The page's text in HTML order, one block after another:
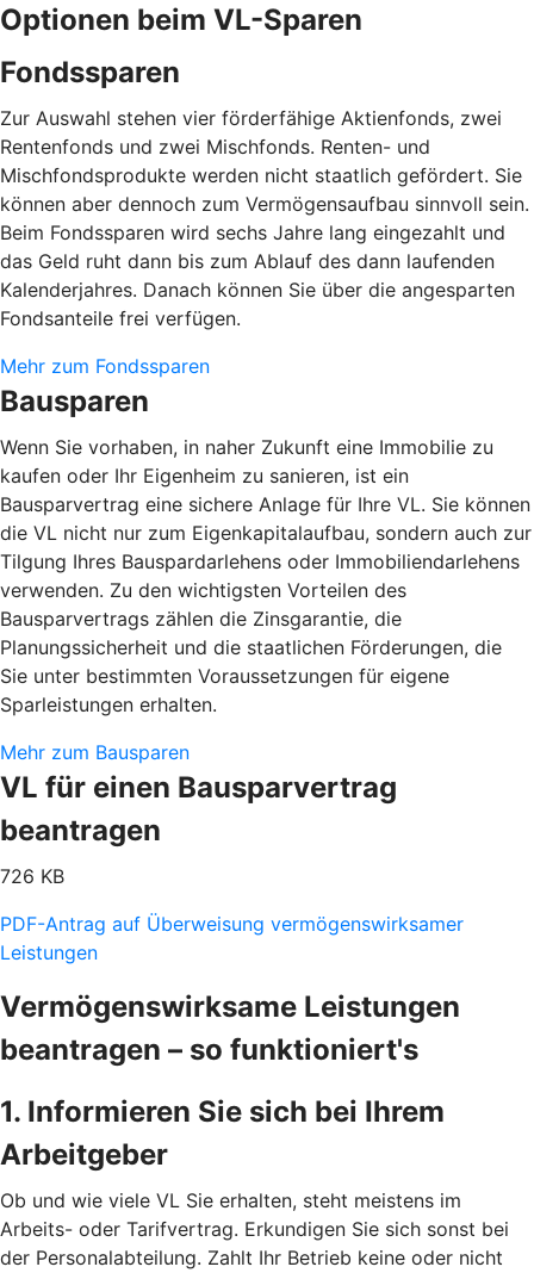
Optionen beim VL-Sparen
Fondssparen
Zur Auswahl stehen vier förderfähige Aktienfonds, zwei
Rentenfonds und zwei Mischfonds. Renten- und
Mischfondsprodukte werden nicht staatlich gefördert. Sie
können aber dennoch zum Vermögensaufbau sinnvoll sein.
Beim Fondssparen wird sechs Jahre lang eingezahlt und
das Geld ruht dann bis zum Ablauf des dann laufenden
Kalenderjahres. Danach können Sie über die angesparten
Fondsanteile frei verfügen.
Mehr zum Fondssparen
Bausparen
Wenn Sie vorhaben, in naher Zukunft eine Immobilie zu
kaufen oder Ihr Eigenheim zu sanieren, ist ein
Bausparvertrag eine sichere Anlage für Ihre VL. Sie können
die VL nicht nur zum Eigenkapitalaufbau, sondern auch zur
Tilgung Ihres Bauspardarlehens oder Immobiliendarlehens
verwenden. Zu den wichtigsten Vorteilen des
Bausparvertrags zählen die Zinsgarantie, die
Planungssicherheit und die staatlichen Förderungen, die
Sie unter bestimmten Voraussetzungen für eigene
Sparleistungen erhalten.
Mehr zum Bausparen
VL für einen Bausparvertrag
beantragen
726 KB
PDF-Antrag auf Überweisung vermögenswirksamer
Leistungen
Vermögenswirksame Leistungen
beantragen – so funktioniert's
1. Informieren Sie sich bei Ihrem
Arbeitgeber
Ob und wie viele VL Sie erhalten, steht meistens im
Arbeits- oder Tarifvertrag. Erkundigen Sie sich sonst bei
der Personalabteilung. Zahlt Ihr Betrieb keine oder nicht